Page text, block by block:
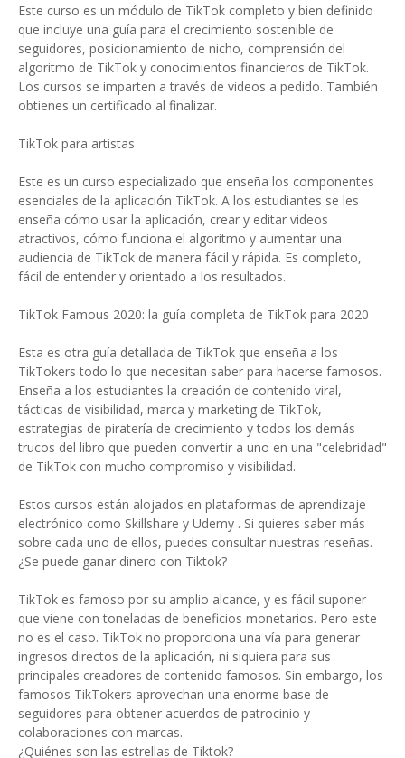
Este curso es un módulo de TikTok completo y bien definido
que incluye una guía para el crecimiento sostenible de
seguidores, posicionamiento de nicho, comprensión del
algoritmo de TikTok y conocimientos financieros de TikTok.
Los cursos se imparten a través de videos a pedido. También
obtienes un certificado al finalizar.
TikTok para artistas
Este es un curso especializado que enseña los componentes
esenciales de la aplicación TikTok. A los estudiantes se les
enseña cómo usar la aplicación, crear y editar videos
atractivos, cómo funciona el algoritmo y aumentar una
audiencia de TikTok de manera fácil y rápida. Es completo,
fácil de entender y orientado a los resultados.
TikTok Famous 2020: la guía completa de TikTok para 2020
Esta es otra guía detallada de TikTok que enseña a los
TikTokers todo lo que necesitan saber para hacerse famosos.
Enseña a los estudiantes la creación de contenido viral,
tácticas de visibilidad, marca y marketing de TikTok,
estrategias de piratería de crecimiento y todos los demás
trucos del libro que pueden convertir a uno en una "celebridad"
de TikTok con mucho compromiso y visibilidad.
Estos cursos están alojados en plataformas de aprendizaje
electrónico como Skillshare y Udemy . Si quieres saber más
sobre cada uno de ellos, puedes consultar nuestras reseñas.
¿Se puede ganar dinero con Tiktok?
TikTok es famoso por su amplio alcance, y es fácil suponer
que viene con toneladas de beneficios monetarios. Pero este
no es el caso. TikTok no proporciona una vía para generar
ingresos directos de la aplicación, ni siquiera para sus
principales creadores de contenido famosos. Sin embargo, los
famosos TikTokers aprovechan una enorme base de
seguidores para obtener acuerdos de patrocinio y
colaboraciones con marcas.
¿Quiénes son las estrellas de Tiktok?